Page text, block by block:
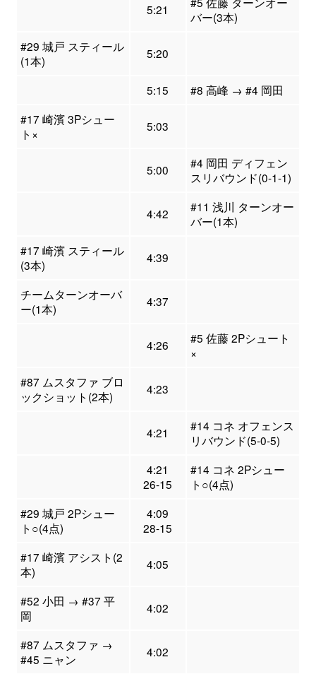
5:21
バー(3本)
#29 城戸 スティール
(1本)
5:20
5:15
#8 高峰 → #4 岡田
#17 崎濱 3Pシュー
ト×
5:03
5:00
#4 岡田 ディフェン
スリバウンド(0-1-1)
4:42
#11 浅川 ターンオー
バー(1本)
#17 崎濱 スティール
(3本)
4:39
チームターンオーバ
ー(1本)
4:37
4:26
#5 佐藤 2Pシュート
×
#87 ムスタファ ブロ
ックショット(2本)
4:23
4:21
#14 コネ オフェンス
リバウンド(5-0-5)
4:21
26-15
#14 コネ 2Pシュー
ト○(4点)
#29 城戸 2Pシュー
ト○(4点)
4:09
28-15
#17 崎濱 アシスト(2
本)
4:05
#52 小田 → #37 平
岡
4:02
#87 ムスタファ →
#45 ニャン
4:02